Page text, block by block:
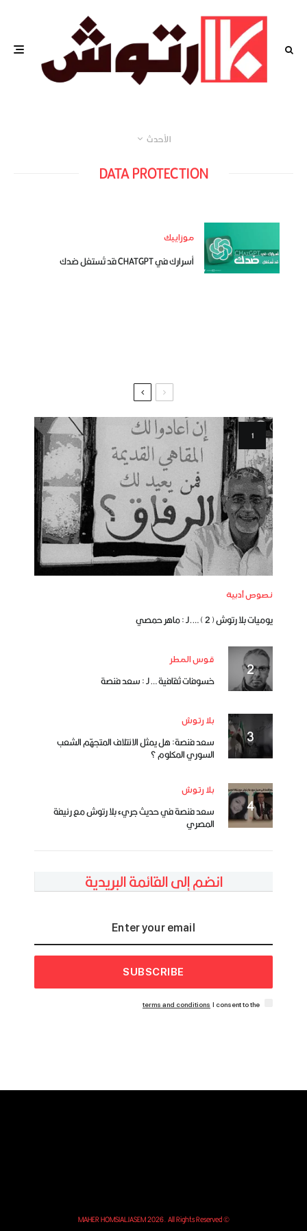
الأحدث
DATA PROTECTION
موزاييك
أسرارك في CHATGPT قد تُستغل ضدك
نصوص أدبية
يوميات بلا رتوش ( 2 ) ….لـ : ماهر حمصي
قوس المطر
خسوفات ثقافية … لـ : سعد فنصة
بلا رتوش
سعد فنصة: هل يمثل الائتلاف المتجهّم الشعب
السوري المكلوم ؟
بلا رتوش
سعد فنصة في حديث جريء بلا رتوش مع رئيفة
المصري
انضم إلى القائمة البريدية
SUBSCRIBE
I consent to the
terms and conditions
© MAHER HOMSIALJASEM 2026. All Rights Reserved